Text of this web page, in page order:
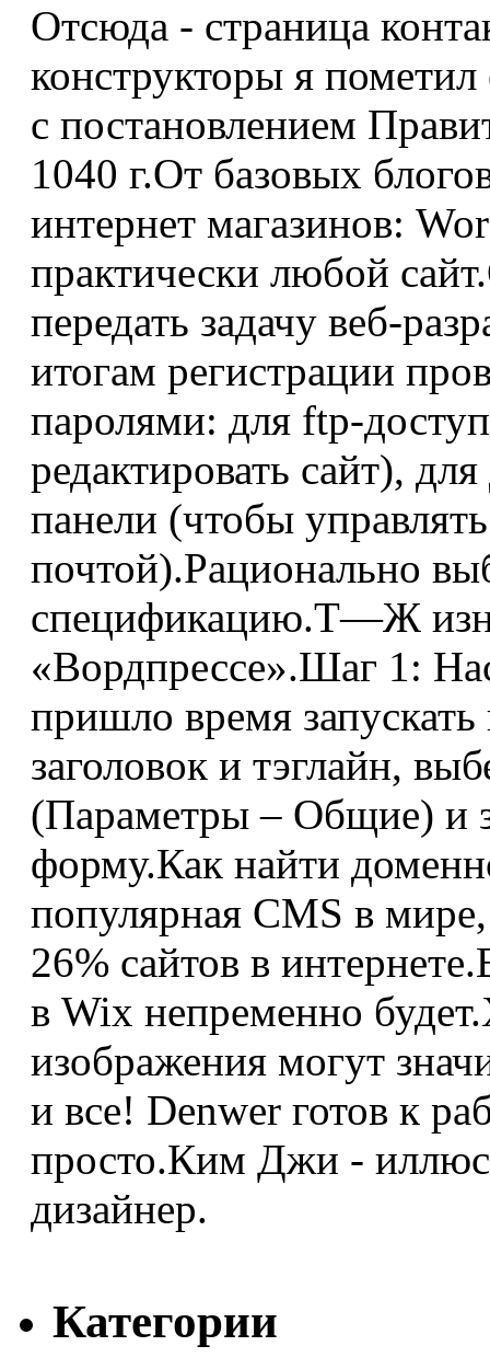
Отсюда - страница
конструкторы я
с постановлением
1040 г.От базовых
интернет магазинов:
практически любой
передать задачу веб-
итогам регистрации
паролями: для ftp-
редактировать сайт),
панели (чтобы
почтой).Рационально
спецификацию.Т⁠—⁠Ж
«Вордпрессе».Шаг 1:
пришло время
заголовок и тэглайн,
(Параметры – Общие) и
форму.Как найти
популярная CMS в
26% сайтов в
в Wix непременно
изображения могут
и все! Denwer готов к
просто.Ким Джи -
дизайнер.
Категории